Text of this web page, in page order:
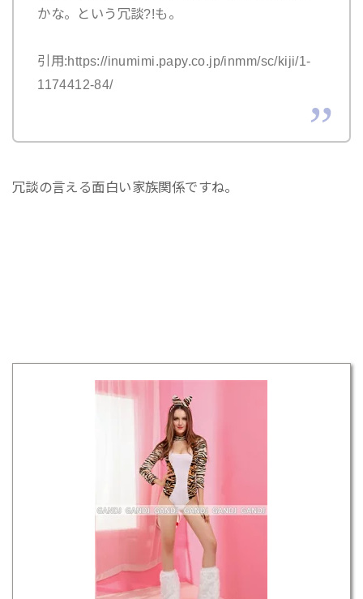
かな。という冗談?!も。
引用:https://inumimi.papy.co.jp/inmm/sc/kiji/1-
1174412-84/
冗談の言える面白い家族関係ですね。